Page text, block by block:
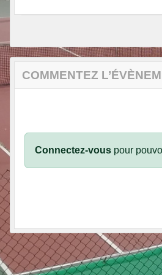
COMMENTEZ
Connectez-vous pour